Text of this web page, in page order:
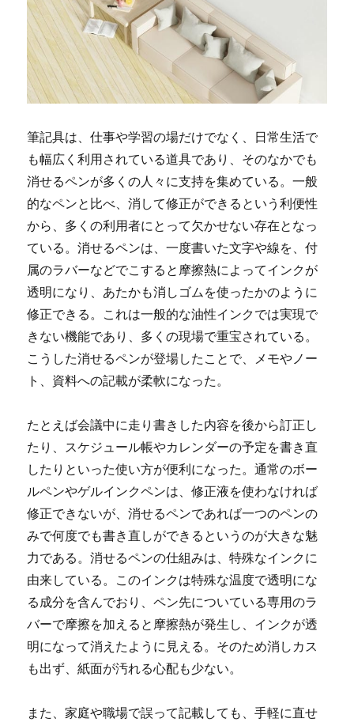
筆記具は、仕事や学習の場だけでなく、日常生活で
も幅広く利用されている道具であり、そのなかでも
消せるペンが多くの人々に支持を集めている。一般
的なペンと比べ、消して修正ができるという利便性
から、多くの利用者にとって欠かせない存在となっ
ている。消せるペンは、一度書いた文字や線を、付
属のラバーなどでこすると摩擦熱によってインクが
透明になり、あたかも消しゴムを使ったかのように
修正できる。これは一般的な油性インクでは実現で
きない機能であり、多くの現場で重宝されている。
こうした消せるペンが登場したことで、メモやノー
ト、資料への記載が柔軟になった。
たとえば会議中に走り書きした内容を後から訂正し
たり、スケジュール帳やカレンダーの予定を書き直
したりといった使い方が便利になった。通常のボー
ルペンやゲルインクペンは、修正液を使わなければ
修正できないが、消せるペンであれば一つのペンの
みで何度でも書き直しができるというのが大きな魅
力である。消せるペンの仕組みは、特殊なインクに
由来している。このインクは特殊な温度で透明にな
る成分を含んでおり、ペン先についている専用のラ
バーで摩擦を加えると摩擦熱が発生し、インクが透
明になって消えたように見える。そのため消しカス
も出ず、紙面が汚れる心配も少ない。
また、家庭や職場で誤って記載しても、手軽に直せ